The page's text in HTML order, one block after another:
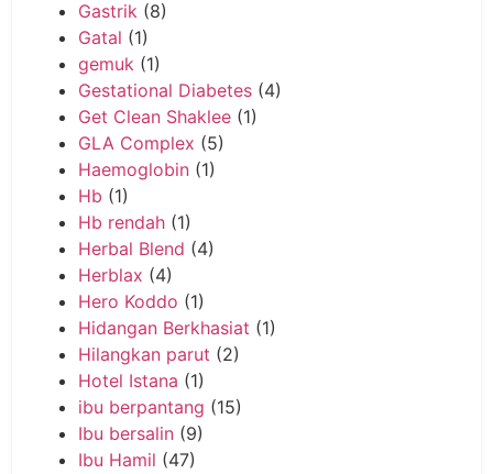
Gastrik (8)
Gatal (1)
gemuk (1)
Gestational Diabetes (4)
Get Clean Shaklee (1)
GLA Complex (5)
Haemoglobin (1)
Hb (1)
Hb rendah (1)
Herbal Blend (4)
Herblax (4)
Hero Koddo (1)
Hidangan Berkhasiat (1)
Hilangkan parut (2)
Hotel Istana (1)
ibu berpantang (15)
Ibu bersalin (9)
Ibu Hamil (47)